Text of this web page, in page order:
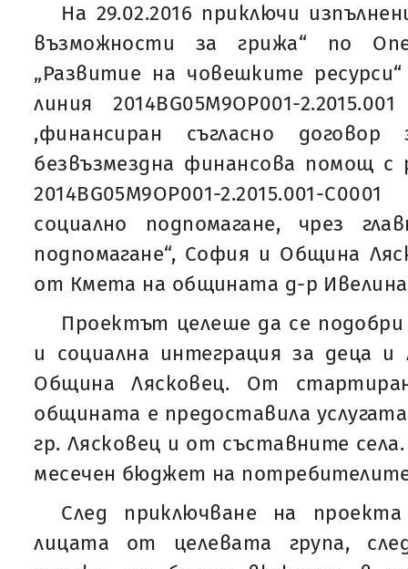
На 29.02.2016 приключи
възможности за грижа“ по
„Развитие на човешките
линия 2014BG05M9OP001-
,финансиран съгласно
безвъзмездна финансова помощ с
2014BG05M9OP001-2.2015.001-
социално подпомагане, чрез
подпомагане“, София и Община
от Кмета на общината д-р Ивелина
Проектът целеше да се
и социална интеграция за деца
Община Лясковец. От
общината е предоставила
гр. Лясковец и от съставните
месечен бюджет на
След приключване на
лицата от целевата група,